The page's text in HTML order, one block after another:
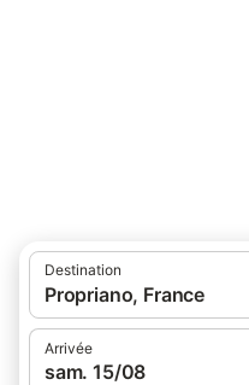
Destination
Propriano, France
Arrivée
sam. 15/08